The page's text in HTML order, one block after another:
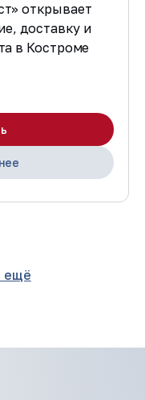
открывает
доставку и
в Костроме
ещё